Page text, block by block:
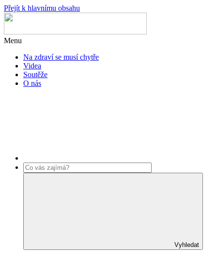
Přejít k hlavnímu obsahu
Menu
Na zdraví se musí chytře
Videa
Soutěže
O nás
Vyhledat